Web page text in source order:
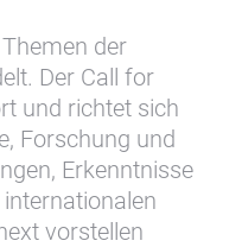
der
Der Call for
und richtet sich
Forschung und
Erkenntnisse
vorstellen